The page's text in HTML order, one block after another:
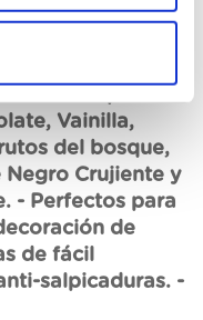
tus helados y
para un uso
de cantidad
Vainilla,
del bosque,
Negro Crujiente y
- Perfectos para
de
de fácil
salpicaduras. -